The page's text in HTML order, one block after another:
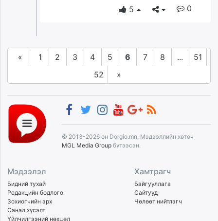
5
0
« 1 2 3 4 5 6 7 8 ...
51
52
»
© 2013-2026 он Dorgio.mn, Мэдээллийн хөтөч
MGL Media Group бүтээсэн.
Мэдээлэл
Бидний тухай
Редакцийн бодлого
Зохиогчийн эрх
Санал хүсэлт
Үйлчилгээний нөхцөл
Хамтрагч
Байгууллага
Сайтууд
Чөлөөт нийтлэгч